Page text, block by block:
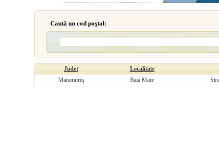
Caută un cod poştal:
Judet
Localitate
Maramureş
Baia Mare